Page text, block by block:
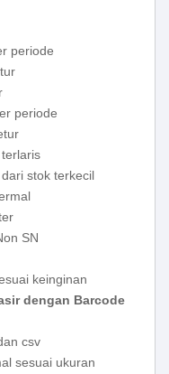
periode
periode
stok terkecil
SN
keinginan
dengan Barcode
csv
sesuai ukuran